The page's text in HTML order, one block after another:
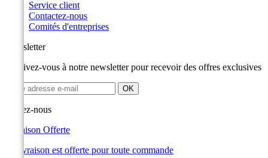
Service client
Contactez-nous
Comités d'entreprises
Newsletter
Inscrivez-vous à notre newsletter pour recevoir des offres exclusives
Suivez-nous
Livraison Offerte
La livraison est offerte pour toute commande